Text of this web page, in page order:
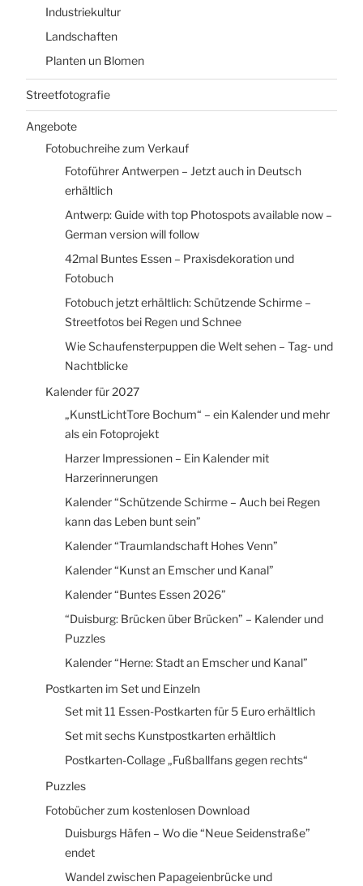
Industriekultur
Landschaften
Planten un Blomen
Streetfotografie
Angebote
Fotobuchreihe zum Verkauf
Fotoführer Antwerpen – Jetzt auch in Deutsch
erhältlich
Antwerp: Guide with top Photospots available now –
German version will follow
42mal Buntes Essen – Praxisdekoration und
Fotobuch
Fotobuch jetzt erhältlich: Schützende Schirme –
Streetfotos bei Regen und Schnee
Wie Schaufensterpuppen die Welt sehen – Tag- und
Nachtblicke
Kalender für 2027
„KunstLichtTore Bochum“ – ein Kalender und mehr
als ein Fotoprojekt
Harzer Impressionen – Ein Kalender mit
Harzerinnerungen
Kalender “Schützende Schirme – Auch bei Regen
kann das Leben bunt sein”
Kalender “Traumlandschaft Hohes Venn”
Kalender “Kunst an Emscher und Kanal”
Kalender “Buntes Essen 2026”
“Duisburg: Brücken über Brücken” – Kalender und
Puzzles
Kalender “Herne: Stadt an Emscher und Kanal”
Postkarten im Set und Einzeln
Set mit 11 Essen-Postkarten für 5 Euro erhältlich
Set mit sechs Kunstpostkarten erhältlich
Postkarten-Collage „Fußballfans gegen rechts“
Puzzles
Fotobücher zum kostenlosen Download
Duisburgs Häfen – Wo die “Neue Seidenstraße”
endet
Wandel zwischen Papageienbrücke und